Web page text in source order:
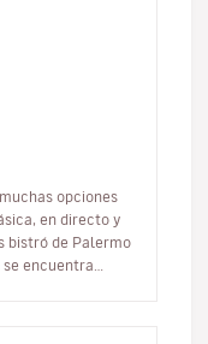
opciones
en directo y
bistró de Palermo
encuentra